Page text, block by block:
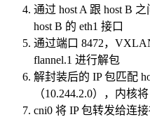
通过 host A 跟 host B
host B 的 eth1 接口
通过端口 8472，
flannel.1 进行解包
解封装后的 IP 包匹配
（10.244.2.0），内核
cni0 将 IP 包转发给连